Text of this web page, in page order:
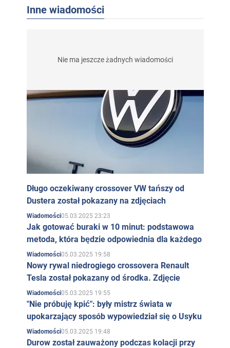
Inne wiadomości
Nie ma jeszcze żadnych wiadomości
Długo oczekiwany crossover VW tańszy od
Dustera został pokazany na zdjęciach
Wiadomości05.03.2025 23:23
Jak gotować buraki w 10 minut: podstawowa
metoda, która będzie odpowiednia dla każdego
Wiadomości05.03.2025 19:58
Nowy rywal niedrogiego crossovera Renault
Tesla został pokazany od środka. Zdjęcie
Wiadomości05.03.2025 19:55
"Nie próbuję kpić": były mistrz świata w
upokarzający sposób wypowiedział się o Usyku
Wiadomości05.03.2025 19:48
Durow został zauważony podczas kolacji przy